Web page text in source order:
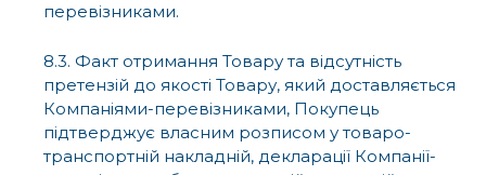
перевізниками.
8.3. Факт отримання Товару та відсутність
претензій до якості Товару, який доставляється
Компаніями-перевізниками, Покупець
підтверджує власним розписом у товаро-
транспортній накладній, декларації Компанії-